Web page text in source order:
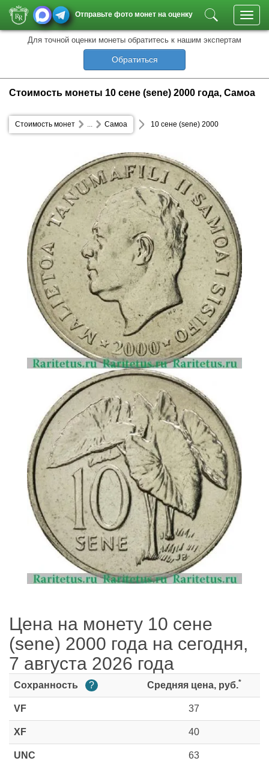
Отправьте фото монет на оценку
Для точной оценки монеты обратитесь к нашим экспертам
Обратиться
Стоимость монеты 10 сене (sene) 2000 года, Самоа
Стоимость монет Самоа
... 10 сене (sene) 2000
Цена на монету 10 сене
(sene) 2000 года на сегодня,
7 августа 2026 года
Сохранность ? Средняя цена, руб.*
VF 37
XF 40
UNC 63